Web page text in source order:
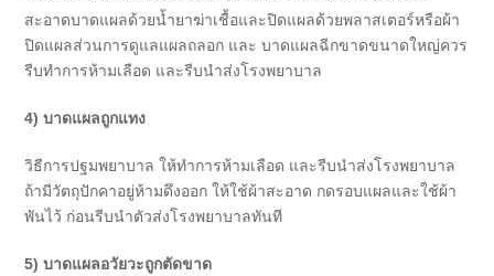
สะอาดบาดแผลด้วยน้ำยาฆ่าเชื้อและปิดแผลด้วยพลาสเตอร์หรือผ้า
ปิดแผลส่วนการดูแลแผลถลอก และ บาดแผลฉีกขาดขนาดใหญ่ควร
รีบทำการห้ามเลือด และรีบนำส่งโรงพยาบาล
4)บาดแผลถูกแทง
วิธีการปฐมพยาบาล ให้ทำการห้ามเลือด และรีบนำส่งโรงพยาบาล
ถ้ามีวัตถุปักคาอยู่ห้ามดึงออก ให้ใช้ผ้าสะอาด กดรอบแผลและใช้ผ้า
พันไว้ ก่อนรีบนำตัวส่งโรงพยาบาลทันที
5)บาดแผลอวัยวะถูกตัดขาด